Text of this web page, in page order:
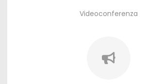
Videoconferenza